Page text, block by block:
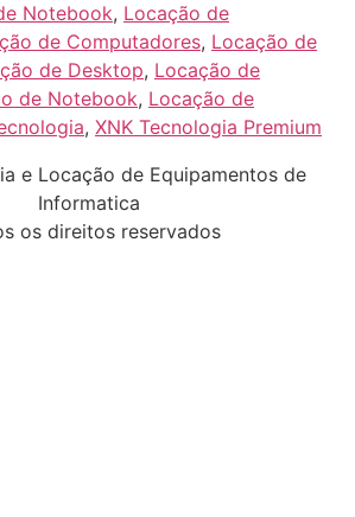
Notebook, Locação de
de Computadores, Locação de
de Desktop, Locação de
de Notebook, Locação de
, XNK Tecnologia Premium
e Locação de Equipamentos de
Informatica
os direitos reservados